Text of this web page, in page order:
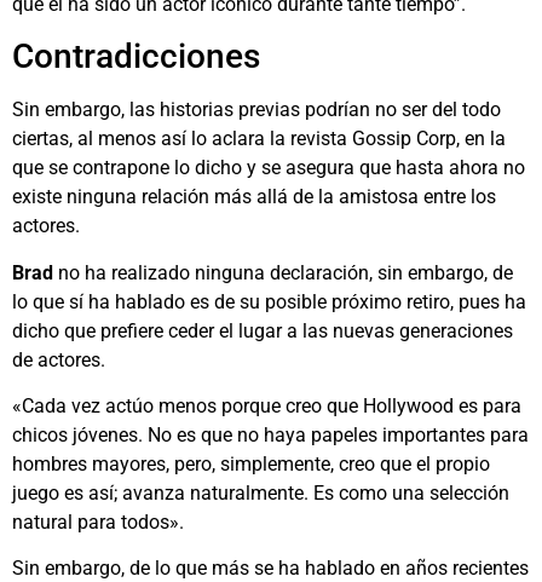
Contradicciones
Sin embargo, las historias previas podrían no ser del todo
ciertas, al menos así lo aclara la revista Gossip Corp, en la
que se contrapone lo dicho y se asegura que hasta ahora no
existe ninguna relación más allá de la amistosa entre los
actores.
Brad no ha realizado ninguna declaración, sin embargo, de
lo que sí ha hablado es de su posible próximo retiro, pues ha
dicho que prefiere ceder el lugar a las nuevas generaciones
de actores.
«Cada vez actúo menos porque creo que Hollywood es para
chicos jóvenes. No es que no haya papeles importantes para
hombres mayores, pero, simplemente, creo que el propio
juego es así; avanza naturalmente. Es como una selección
natural para todos».
Sin embargo, de lo que más se ha hablado en años recientes